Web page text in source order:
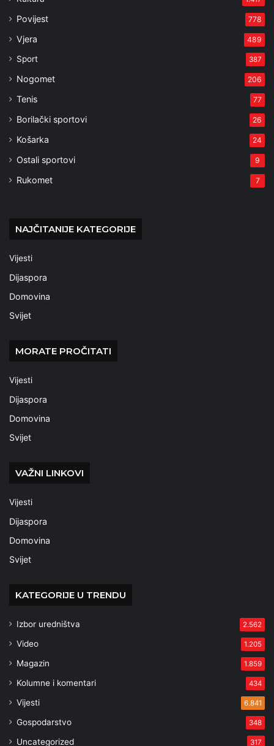
Povijest 778
Vjera 489
Sport 387
Nogomet 206
Tenis 77
Borilački sportovi 26
Košarka 24
Ostali sportovi 9
Rukomet 7
NAJČITANIJE KATEGORIJE
Vijesti
Dijaspora
Domovina
Svijet
MORATE PROČITATI
Vijesti
Dijaspora
Domovina
Svijet
VAŽNI LINKOVI
Vijesti
Dijaspora
Domovina
Svijet
KATEGORIJE U TRENDU
Izbor uredništva 2.562
Video 1.205
Magazin 1.859
Kolumne i komentari 434
Vijesti 6.841
Gospodarstvo 348
Uncategorized 317